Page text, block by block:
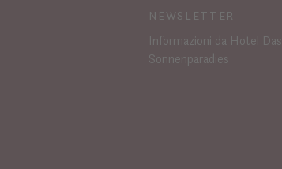
NEWSLETTER
Informazioni da Hotel Das
Sonnenparadies